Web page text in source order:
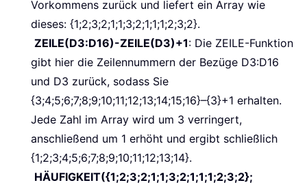
Vorkommens zurück und liefert ein Array wie
dieses: {1;2;3;2;1;1;3;2;1;1;1;2;3;2}.
ZEILE(D3:D16)-ZEILE(D3)+1: Die ZEILE-Funktion
gibt hier die Zeilennummern der Bezüge D3:D16
und D3 zurück, sodass Sie
{3;4;5;6;7;8;9;10;11;12;13;14;15;16}–{3}+1 erhalten.
Jede Zahl im Array wird um 3 verringert,
anschließend um 1 erhöht und ergibt schließlich
{1;2;3;4;5;6;7;8;9;10;11;12;13;14}.
HÄUFIGKEIT({1;2;3;2;1;1;3;2;1;1;1;2;3;2};